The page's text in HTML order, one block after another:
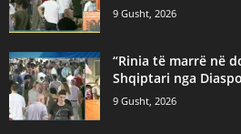
9 Gusht, 2026
“Rinia të marrë në
Shqiptari nga
9 Gusht, 2026